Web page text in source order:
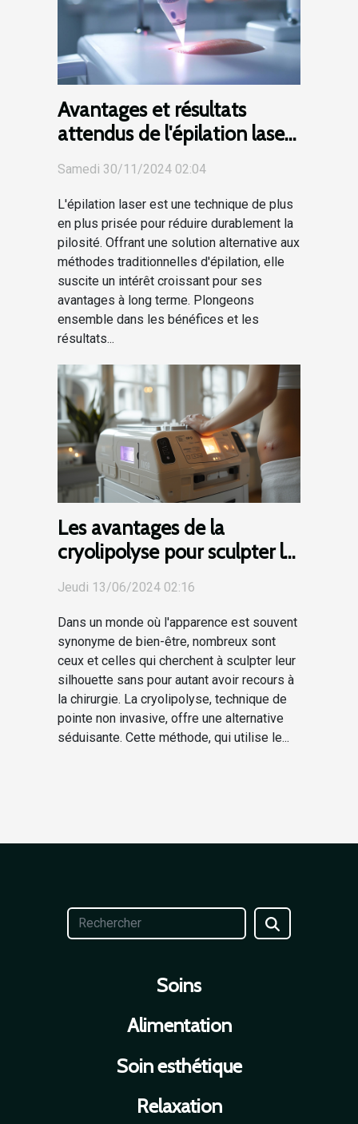
Avantages et résultats
attendus de l'épilation laser
Samedi 30/11/2024 02:04
L'épilation laser est une technique de plus
en plus prisée pour réduire durablement la
pilosité. Offrant une solution alternative aux
méthodes traditionnelles d'épilation, elle
suscite un intérêt croissant pour ses
avantages à long terme. Plongeons
ensemble dans les bénéfices et les
résultats...
Les avantages de la
cryolipolyse pour sculpter le
corps sans chirurgie
Jeudi 13/06/2024 02:16
Dans un monde où l'apparence est souvent
synonyme de bien-être, nombreux sont
ceux et celles qui cherchent à sculpter leur
silhouette sans pour autant avoir recours à
la chirurgie. La cryolipolyse, technique de
pointe non invasive, offre une alternative
séduisante. Cette méthode, qui utilise le...
Soins
Alimentation
Soin esthétique
Relaxation